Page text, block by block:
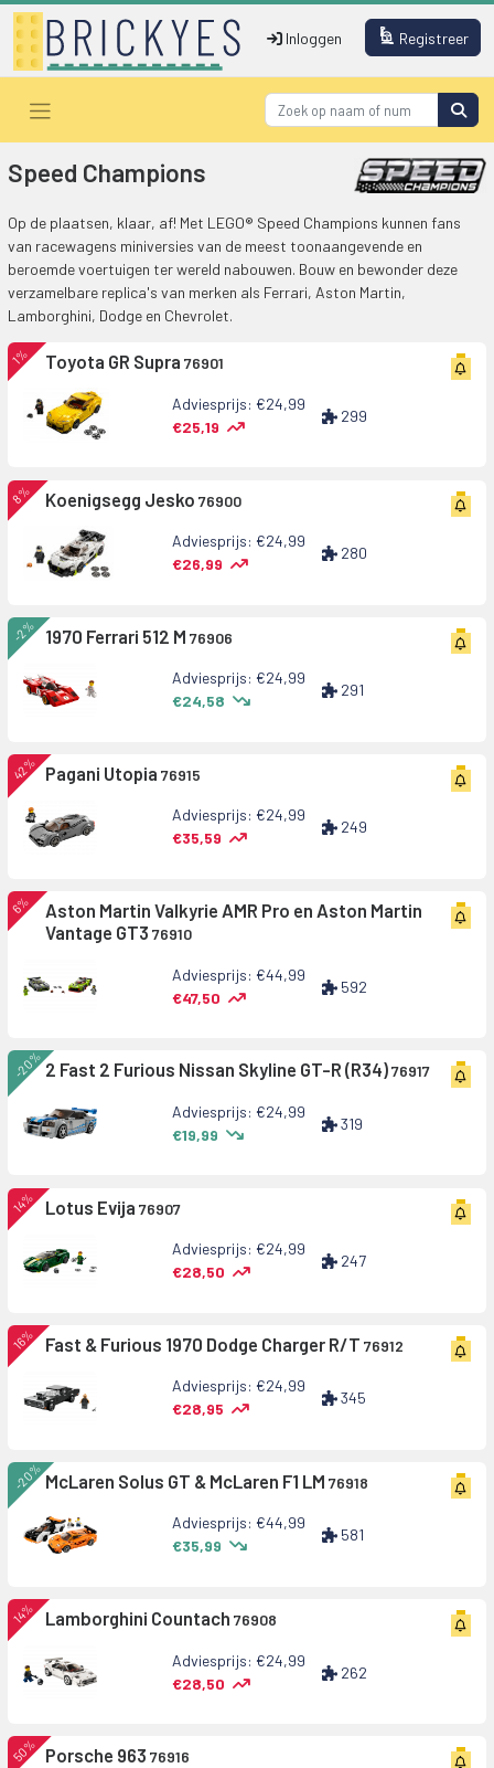
Inloggen Registreer
Speed Champions
Op de plaatsen, klaar, af! Met LEGO® Speed Champions kunnen fans
van racewagens miniversies van de meest toonaangevende en
beroemde voertuigen ter wereld nabouwen. Bouw en bewonder deze
verzamelbare replica's van merken als Ferrari, Aston Martin,
Lamborghini, Dodge en Chevrolet.
1% Toyota GR Supra 76901
Adviesprijs: €24,99
€25,19
299
8% Koenigsegg Jesko 76900
Adviesprijs: €24,99
€26,99
280
-2% 1970 Ferrari 512 M 76906
Adviesprijs: €24,99
€24,58
291
42% Pagani Utopia 76915
Adviesprijs: €24,99
€35,59
249
6%
Aston Martin Valkyrie AMR Pro en Aston Martin
Vantage GT3 76910
Adviesprijs: €44,99
€47,50
592
-20%2 Fast 2 Furious Nissan Skyline GT-R (R34)76917
Adviesprijs: €24,99
€19,99
319
14% Lotus Evija 76907
Adviesprijs: €24,99
€28,50
247
16% Fast & Furious 1970 Dodge Charger R/T 76912
Adviesprijs: €24,99
€28,95
345
-20%McLaren Solus GT & McLaren F1 LM 76918
Adviesprijs: €44,99
€35,99
581
14% Lamborghini Countach 76908
Adviesprijs: €24,99
€28,50
262
50% Porsche 963 76916